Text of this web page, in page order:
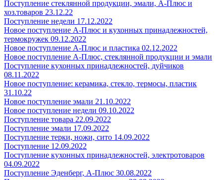
Поступление стеклянной продукции, эмали, А-Плюс и
хоз.товаров 23.12.22
Поступление недели 17.12.2022
Новое поступление А-Плюс и кухонных принадлежностей,
термокружек 09.12.2022
Новое поступление А-Плюс и пластика 02.12.2022
Новое поступление А-Плюс, стеклянной продукции и эмали
Поступление кухонных принадлежностей, дуйчиков
08.11.2022
Новое поступление: керамика, стекло, термосы, пластик
31.10.22
Новое поступление эмали 21.10.2022
Новое поступление недели 09.10.2022
Поступление товара 22.09.2022
Поступление эмали 17.09.2022
Поступление терки, ножи, сито 14.09.2022
Поступление 12.09.2022
Поступление кухонных принадлежностей, электротоваров
04.09.2022
Поступление Эденберг, А-Плюс 30.08.2022